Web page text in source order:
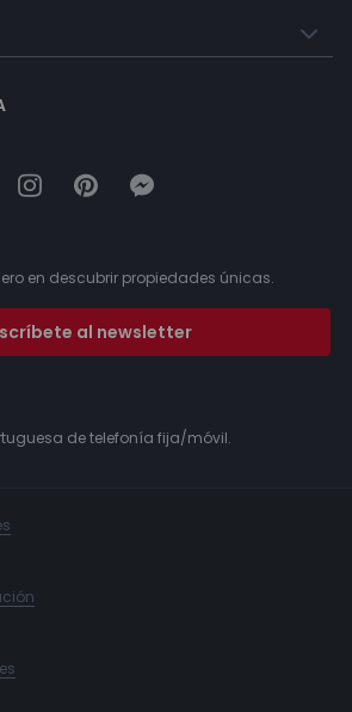
en descubrir propiedades únicas.
al newsletter
de telefonía fija/móvil.